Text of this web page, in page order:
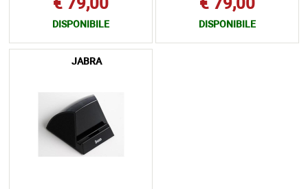
€ 79,00
DISPONIBILE
€ 79,00
DISPONIBILE
JABRA